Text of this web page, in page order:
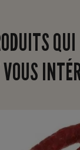
QUI